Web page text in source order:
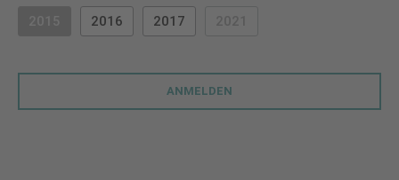
(DIESE OPTION IST ZURZEIT NICHT VERFÜGBAR.)
2016 2017
ANMELDEN